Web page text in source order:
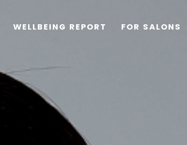
WELLBEING REPORT FOR SALONS